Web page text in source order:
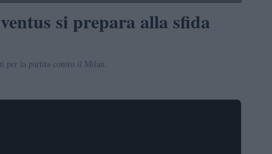
si prepara alla sfida
per la partita contro il Milan.